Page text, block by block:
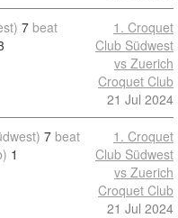
7 beat
1. Croquet
Club Südwest
vs Zuerich
Croquet Club
21 Jul 2024
7 beat
1
1. Croquet
Club Südwest
vs Zuerich
Croquet Club
21 Jul 2024